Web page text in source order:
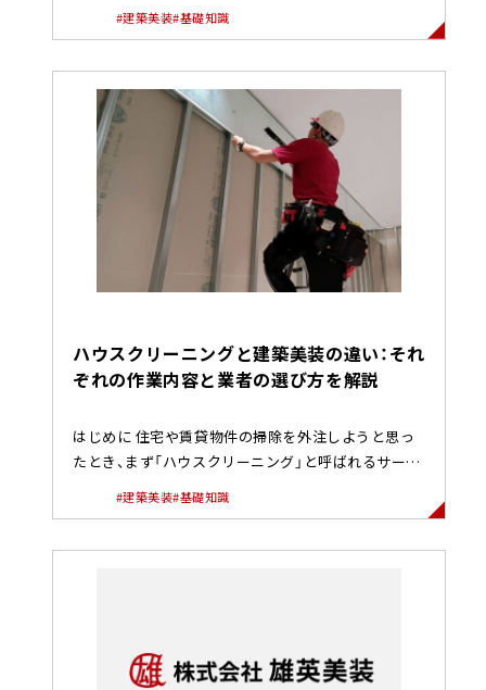
#建築美装#基礎知識
ハウスクリーニングと建築美装の違い：それ
ぞれの作業内容と業者の選び方を解説
はじめに 住宅や賃貸物件の掃除を外注しようと思っ
たとき、まず「ハウスクリーニング」と呼ばれるサービ
スを思い浮かべる方は多...
#建築美装#基礎知識